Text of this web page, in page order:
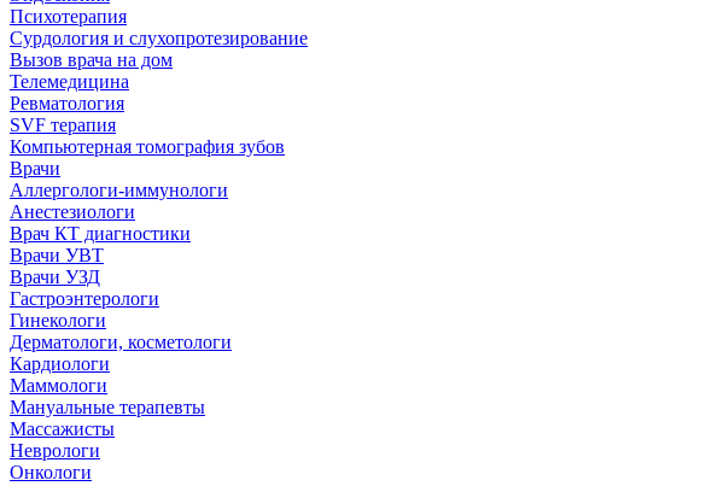
Психотерапия
Сурдология и слухопротезирование
Вызов врача на дом
Телемедицина
Ревматология
SVF терапия
Компьютерная томография зубов
Врачи
Аллергологи-иммунологи
Анестезиологи
Врач КТ диагностики
Врачи УВТ
Врачи УЗД
Гастроэнтерологи
Гинекологи
Дерматологи, косметологи
Кардиологи
Маммологи
Мануальные терапевты
Массажисты
Неврологи
Онкологи